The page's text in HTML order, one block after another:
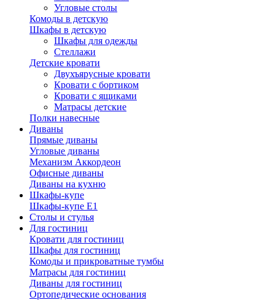
Угловые столы
Комоды в детскую
Шкафы в детскую
Шкафы для одежды
Стеллажи
Детские кровати
Двухъярусные кровати
Кровати с бортиком
Кровати с ящиками
Матрасы детские
Полки навесные
Диваны
Прямые диваны
Угловые диваны
Механизм Аккордеон
Офисные диваны
Диваны на кухню
Шкафы-купе
Шкафы-купе Е1
Столы и стулья
Для гостиниц
Кровати для гостиниц
Шкафы для гостиниц
Комоды и прикроватные тумбы
Матрасы для гостиниц
Диваны для гостиниц
Ортопедические основания